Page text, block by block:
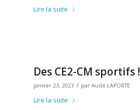
Lire la suite
Des CE2-CM sportifs !
janvier 23, 2023 / par Aude LAPORTE
Lire la suite